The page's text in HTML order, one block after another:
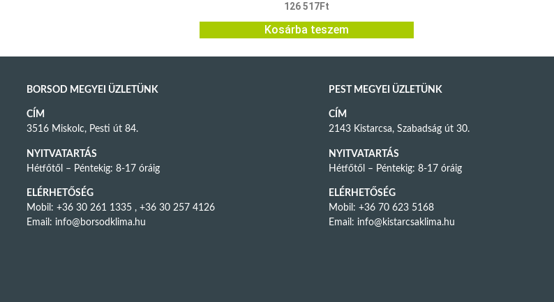
126 517Ft
Kosárba teszem
BORSOD MEGYEI ÜZLETÜNK
CÍM
3516 Miskolc, Pesti út 84.
NYITVATARTÁS
Hétfőtől – Péntekig: 8-17 óráig
ELÉRHETŐSÉG
Mobil: +36 30 261 1335 , +36 30 257 4126
Email: info@borsodklima.hu
PEST MEGYEI ÜZLETÜNK
CÍM
2143 Kistarcsa, Szabadság út 30.
NYITVATARTÁS
Hétfőtől – Péntekig: 8-17 óráig
ELÉRHETŐSÉG
Mobil: +36 70 623 5168
Email: info@kistarcsaklima.hu